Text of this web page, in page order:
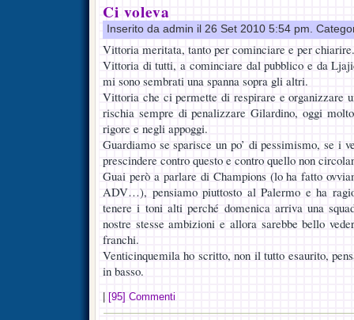
Ci voleva
Inserito da admin il 26 Set 2010 5:54 pm.
Vittoria meritata, tanto per cominciare e per chiarire.
Vittoria di tutti, a cominciare dal pubblico e da
mi sono sembrati una spanna sopra gli altri.
Vittoria che ci permette di respirare e organizzare
rischia sempre di penalizzare Gilardino, oggi
rigore e negli appoggi.
Guardiamo se sparisce un po’ di pessimismo, se i
prescindere contro questo e contro quello non
Guai però a parlare di Champions (lo ha fatto
ADV…), pensiamo piuttosto al Palermo e ha
tenere i toni alti perché domenica arriva una
nostre stesse ambizioni e allora sarebbe bello
franchi.
Venticinquemila ho scritto, non il tutto esaurito,
in basso.
[95] Commenti